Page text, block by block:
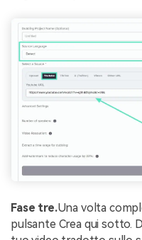
Fase tre.Una volta
pulsante Crea qui sotto.